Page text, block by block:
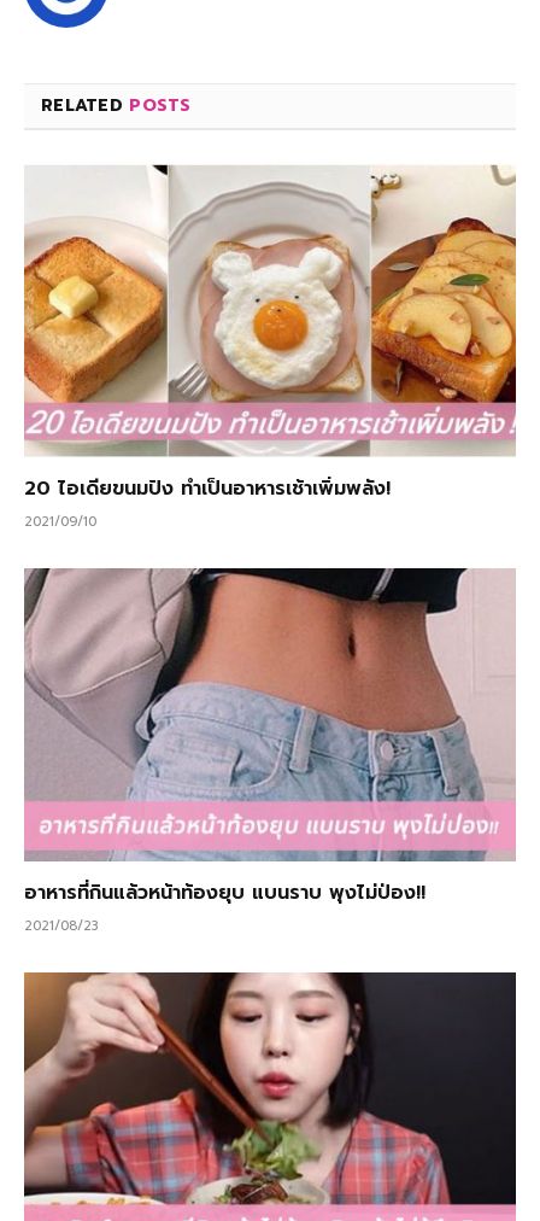
RELATED POSTS
20 ไอเดียขนมปัง ทำเป็นอาหารเช้าเพิ่มพลัง!
2021/09/10
อาหารที่กินแล้วหน้าท้องยุบ แบนราบ พุงไม่ป่อง!!
2021/08/23